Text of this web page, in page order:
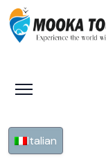
Italian